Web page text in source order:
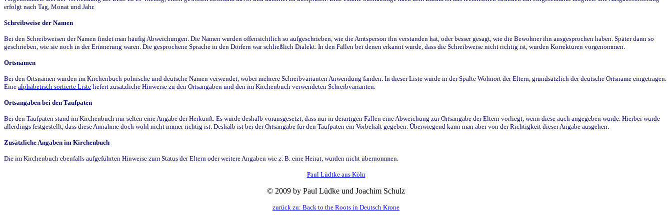
erfolgt nach Tag, Monat und Jahr.
Schreibweise der Namen
Bei den Schreibweisen der Namen findet man häufig Abweichungen. Die Namen wurden offensichtlich so aufgeschrieben, wie die Amtsperson ihn verstanden hat, oder besser gesagt, wie die Bewohner ihn ausgesprochen haben. Später dann so
geschrieben, wie sie noch in der Erinnerung waren. Die gesprochene Sprache in den Dörfern war schließlich Dialekt. In den Fällen bei denen erkannt wurde, dass die Schreibweise nicht richtig ist, wurden Korrekturen vorgenommen.
Ortsnamen
Bei den Ortsnamen wurden im Kirchenbuch polnische und deutsche Namen verwendet, wobei mehrere Schreibvarianten Anwendung fanden. In dieser Liste wurde in der Spalte Wohnort der Eltern, grundsätzlich der deutsche Ortsname eingetragen.
Eine alphabetisch sortierte Liste liefert zusätzliche Hinweise zu den Ortsangaben und den im Kirchenbuch verwendeten Schreibvarianten.
Ortsangaben bei den Taufpaten
Bei den Taufpaten stand im Kirchenbuch nur selten eine Angabe der Herkunft. Es wurde deshalb vorausgesetzt, dass nur in derartigen Fällen eine Abweichung zur Ortsangabe der Eltern vorliegt, wenn diese auch angegeben wurde. Hierbei wurde
allerdings festgestellt, dass diese Annahme doch wohl nicht immer richtig ist. Deshalb ist bei der Ortsangabe für den Taufpaten ein Vorbehalt gegeben. Überwiegend kann man aber von der Richtigkeit dieser Angabe ausgehen.
Zusätzliche Angaben im Kirchenbuch
Die im Kirchenbuch ebenfalls aufgeführten Hinweise zum Status der Eltern oder weitere Angaben wie z. B. eine Heirat, wurden nicht übernommen.
Paul Lüdtke aus Köln
© 2009 by Paul Lüdke und Joachim Schulz
zurück zu: Back to the Roots in Deutsch Krone